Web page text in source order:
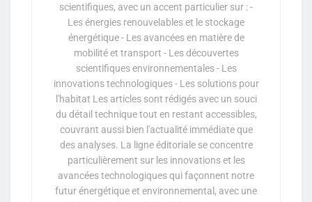
scientifiques, avec un accent particulier sur : -
Les énergies renouvelables et le stockage
énergétique - Les avancées en matière de
mobilité et transport - Les découvertes
scientifiques environnementales - Les
innovations technologiques - Les solutions pour
l'habitat Les articles sont rédigés avec un souci
du détail technique tout en restant accessibles,
couvrant aussi bien l'actualité immédiate que
des analyses. La ligne éditoriale se concentre
particulièrement sur les innovations et les
avancées technologiques qui façonnent notre
futur énergétique et environnemental, avec une